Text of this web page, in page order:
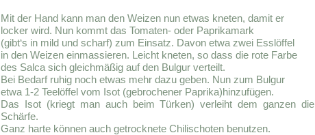
Mit der Hand kann man den Weizen nun etwas kneten, damit er
locker wird. Nun kommt das Tomaten- oder Paprikamark
(gibt‘s in mild und scharf) zum Einsatz. Davon etwa zwei Esslöffel
in den Weizen einmassieren. Leicht kneten, so dass die rote Farbe
des Salca sich gleichmäßig auf den Bulgur verteilt.
Bei Bedarf ruhig noch etwas mehr dazu geben. Nun zum Bulgur
etwa 1-2 Teelöffel vom Isot (gebrochener Paprika)hinzufügen.
Das Isot (kriegt man auch beim Türken) verleiht dem ganzen die
Schärfe.
Ganz harte können auch getrocknete Chilischoten benutzen.